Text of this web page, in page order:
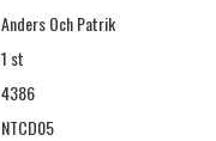
Anders Och Patrik
1 st
4386
NTCD05